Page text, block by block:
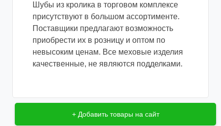
Шубы из кролика в торговом комплексе
присутствуют в большом ассортименте.
Поставщики предлагают возможность
приобрести их в розницу и оптом по
невысоким ценам. Все меховые изделия
качественные, не являются подделками.
+ Добавить товары на сайт